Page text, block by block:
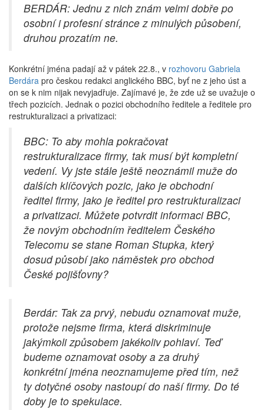
BERDÁR: Jednu z nich znám velmi dobře po
osobní i profesní stránce z minulých působení,
druhou prozatím ne.
Konkrétní jména padají až v pátek 22.8., v rozhovoru Gabriela
Berdára pro českou redakci anglického BBC, byť ne z jeho úst a
on se k nim nijak nevyjadřuje. Zajímavé je, že zde už se uvažuje o
třech pozicích. Jednak o pozici obchodního ředitele a ředitele pro
restrukturalizaci a privatizaci:
BBC: To aby mohla pokračovat
restrukturalizace firmy, tak musí být kompletní
vedení. Vy jste stále ještě neoznámil muže do
dalších klíčových pozic, jako je obchodní
ředitel firmy, jako je ředitel pro restrukturalizaci
a privatizaci. Můžete potvrdit informaci BBC,
že novým obchodním ředitelem Českého
Telecomu se stane Roman Stupka, který
dosud působí jako náměstek pro obchod
České pojišťovny?
Berdár: Tak za prvý, nebudu oznamovat muže,
protože nejsme firma, která diskriminuje
jakýmkoli způsobem jakékoliv pohlaví. Teď
budeme oznamovat osoby a za druhý
konkrétní jména neoznamujeme před tím, než
ty dotyčné osoby nastoupí do naší firmy. Do té
doby je to spekulace.